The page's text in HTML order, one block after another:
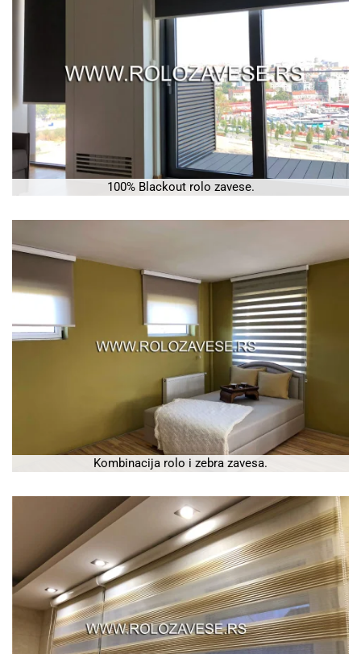
100% Blackout rolo zavese.
Kombinacija rolo i zebra zavesa.